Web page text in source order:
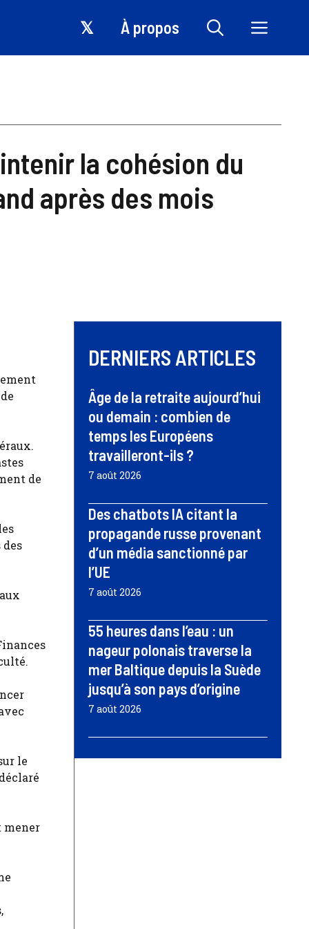
𝕏 À propos
la cohésion du
après des mois
de
le
mener
DERNIERS ARTICLES
Âge de la retraite aujourd’hui
ou demain : combien de
temps les Européens
travailleront-ils ?
7 août 2026
Des chatbots IA citant la
propagande russe provenant
d’un média sanctionné par
l’UE
7 août 2026
55 heures dans l’eau : un
nageur polonais traverse la
mer Baltique depuis la Suède
jusqu’à son pays d’origine
7 août 2026